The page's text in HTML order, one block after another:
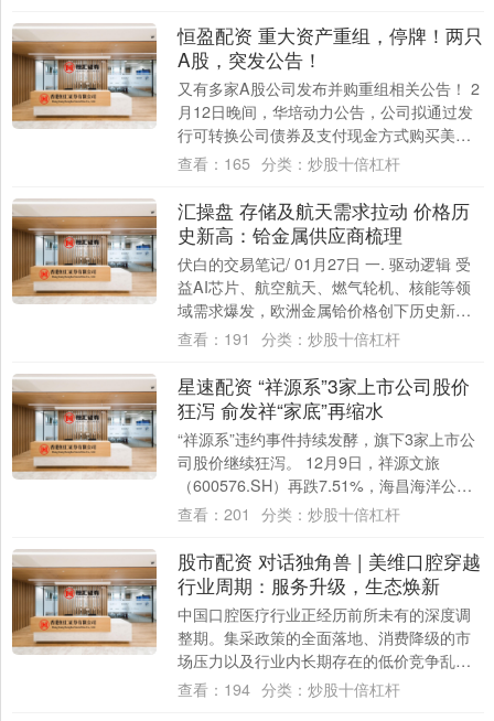
恒盈配资 重大资产重组，停牌！两只
A股，突发公告！
又有多家A股公司发布并购重组相关公告！ 2
月12日晚间，华培动力公告，公司拟通过发
行可转换公司债券及支付现金方式购买美创
智感100%股权，预计构成重大资产重组，....
查看： 165 分类： 炒股十倍杠杆
汇操盘 存储及航天需求拉动 价格历
史新高：铪金属供应商梳理
伏白的交易笔记/ 01月27日 一. 驱动逻辑 受
益AI芯片、航空航天、燃气轮机、核能等领
域需求爆发，欧洲金属铪价格创下历史新
高。 据Argus数据，2025年....
查看： 191 分类： 炒股十倍杠杆
星速配资 “祥源系”3家上市公司股价
狂泻 俞发祥“家底”再缩水
“祥源系”违约事件持续发酵，旗下3家上市公
司股价继续狂泻。 12月9日，祥源文旅
（600576.SH）再跌7.51%，海昌海洋公园
（02255.HK）跌12%，....
查看： 201 分类： 炒股十倍杠杆
股市配资 对话独角兽 | 美维口腔穿越
行业周期：服务升级，生态焕新
中国口腔医疗行业正经历前所未有的深度调
整期。集采政策的全面落地、消费降级的市
场压力以及行业内长期存在的低价竞争乱
象，共同将国内口腔医疗行业推向了“微....
查看： 194 分类： 炒股十倍杠杆